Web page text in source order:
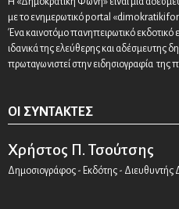
με το ενημερωτικό portal
Ένα καινοτόμο πανηπειρωτικό εκδοτικό
ιδανικά της ελεύθερης και αδέσμευτης
πρωταγωνιστεί στην ειδησιογραφία της
ΟΙ ΣΥΝΤΆΚΤΕΣ
Χρήστος Π. Τσούτσης
Δημοσιογράφος - Εκδότης -